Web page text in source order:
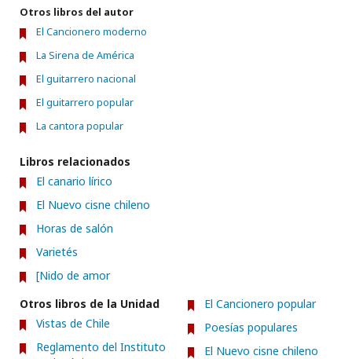
Otros libros del autor
El Cancionero moderno
La Sirena de América
El guitarrero nacional
El guitarrero popular
La cantora popular
Libros relacionados
El canario lírico
El Nuevo cisne chileno
Horas de salón
Varietés
[Nido de amor
Otros libros de la Unidad
Vistas de Chile
Reglamento del Instituto
El Cancionero popular
Poesías populares
El Nuevo cisne chileno